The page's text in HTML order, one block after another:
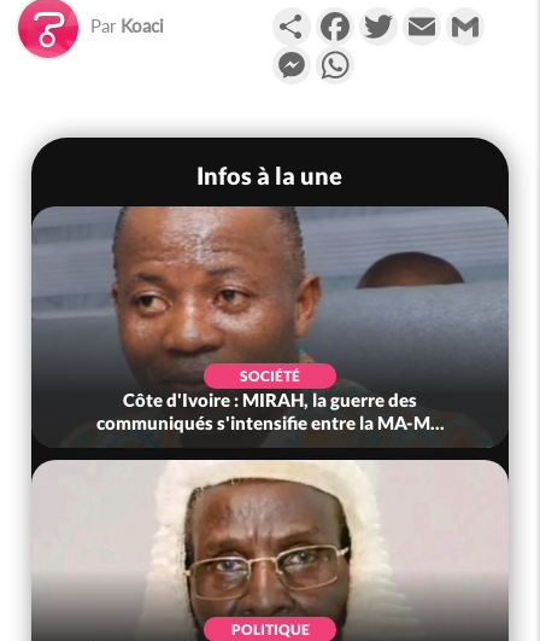
Par Koaci PartagerFacebookTwitterEmail
Messenger
Infos à la une
SOCIÉTÉ
Côte d'Ivoire : MIRAH, la guerre des
communiqués s'intensifie entre la MA-M...
POLITIQUE